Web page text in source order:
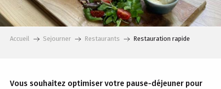
Accueil Sejourner Restaurants Restauration rapide
Vous souhaitez optimiser votre pause-déjeuner pour